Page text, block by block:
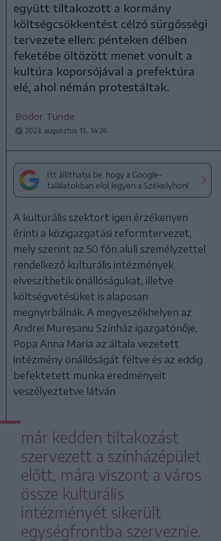
együtt tiltakozott a kormány
költségcsökkentést célzó sürgősségi
tervezete ellen: pénteken délben
feketébe öltözött menet vonult a
kultúra koporsójával a prefektúra
elé, ahol némán protestáltak.
Bodor Tünde
2023. augusztus 11., 14:26
Itt állíthatja be, hogy a Google-
találatokban elöl legyen a Székelyhon!
A kulturális szektort igen érzékenyen
érinti a közigazgatási reformtervezet,
mely szerint az 50 főn aluli személyzettel
rendelkező kulturális intézmények
elveszíthetik önállóságukat, illetve
költségvetésüket is alaposan
megnyirbálnák. A megyeszékhelyen az
Andrei Mureșanu Színház igazgatónője,
Popa Anna Maria az általa vezetett
intézmény önállóságát féltve és az eddig
befektetett munka eredményeit
veszélyeztetve látván
már kedden tiltakozást
szervezett a színházépület
előtt, mára viszont a város
össze kulturális
intézményét sikerült
egységfrontba szerveznie.